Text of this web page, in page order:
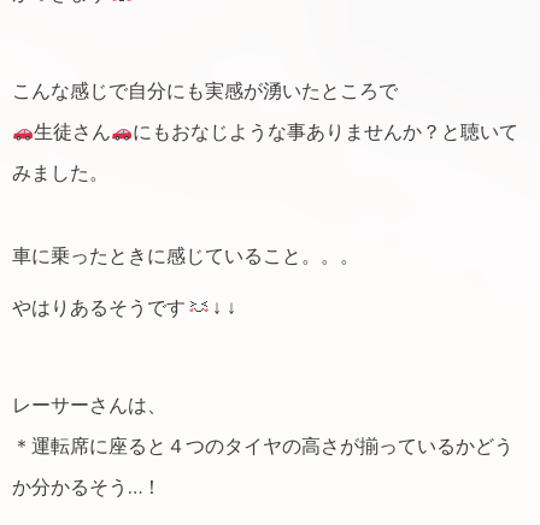
こんな感じで自分にも実感が湧いたところで
生徒さん
にもおなじような事ありませんか？と聴いて
みました。
車に乗ったときに感じていること。。。
やはりあるそうです ↓ ↓
レーサーさんは、
＊運転席に座ると４つのタイヤの高さが揃っているかどう
か分かるそう…！